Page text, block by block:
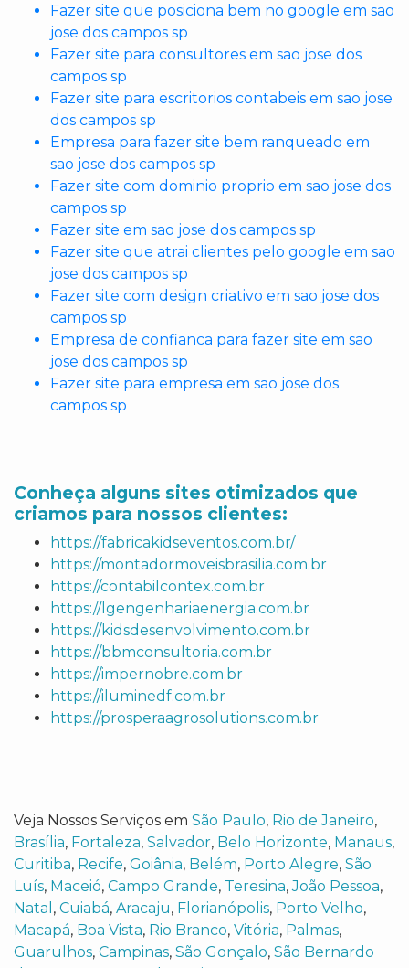
Fazer site que posiciona bem no google em sao
jose dos campos sp
Fazer site para consultores em sao jose dos
campos sp
Fazer site para escritorios contabeis em sao jose
dos campos sp
Empresa para fazer site bem ranqueado em
sao jose dos campos sp
Fazer site com dominio proprio em sao jose dos
campos sp
Fazer site em sao jose dos campos sp
Fazer site que atrai clientes pelo google em sao
jose dos campos sp
Fazer site com design criativo em sao jose dos
campos sp
Empresa de confianca para fazer site em sao
jose dos campos sp
Fazer site para empresa em sao jose dos
campos sp
Conheça alguns sites otimizados que
criamos para nossos clientes:
https://fabricakidseventos.com.br/
https://montadormoveisbrasilia.com.br
https://contabilcontex.com.br
https://lgengenhariaenergia.com.br
https://kidsdesenvolvimento.com.br
https://bbmconsultoria.com.br
https://impernobre.com.br
https://iluminedf.com.br
https://prosperaagrosolutions.com.br
Veja Nossos Serviços em São Paulo, Rio de Janeiro,
Brasília, Fortaleza, Salvador, Belo Horizonte, Manaus,
Curitiba, Recife, Goiânia, Belém, Porto Alegre, São
Luís, Maceió, Campo Grande, Teresina,João Pessoa,
Natal , Cuiabá, Aracaju, Florianópolis, Porto Velho,
Macapá, Boa Vista, Rio Branco, Vitória, Palmas,
Guarulhos, Campinas, São Gonçalo, São Bernardo